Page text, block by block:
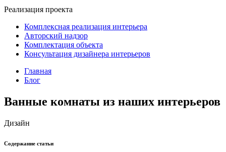
Реализация проекта
Комплексная реализация интерьера
Авторский надзор
Комплектация объекта
Консультация дизайнера интерьеров
Главная
Блог
Ванные комнаты из наших интерьеров
Дизайн
Содержание статьи